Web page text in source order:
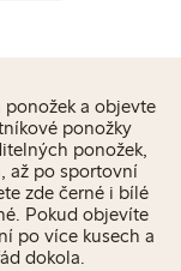
a objevte
ponožky
ponožek,
až po sportovní
zde černé i bílé
Pokud objevíte
po více kusech a
dokola.